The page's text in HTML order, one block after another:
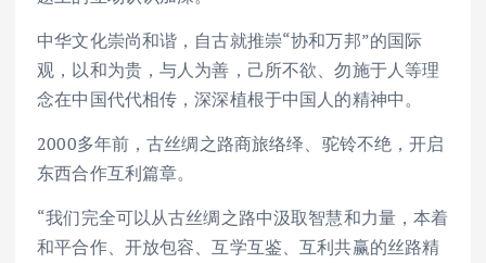
中华文化崇尚和谐，自古就推崇“协和万邦”的国际
观，以和为贵，与人为善，己所不欲、勿施于人等理
念在中国代代相传，深深植根于中国人的精神中。
2000多年前，古丝绸之路商旅络绎、驼铃不绝，开启
东西合作互利篇章。
“我们完全可以从古丝绸之路中汲取智慧和力量，本着
和平合作、开放包容、互学互鉴、互利共赢的丝路精